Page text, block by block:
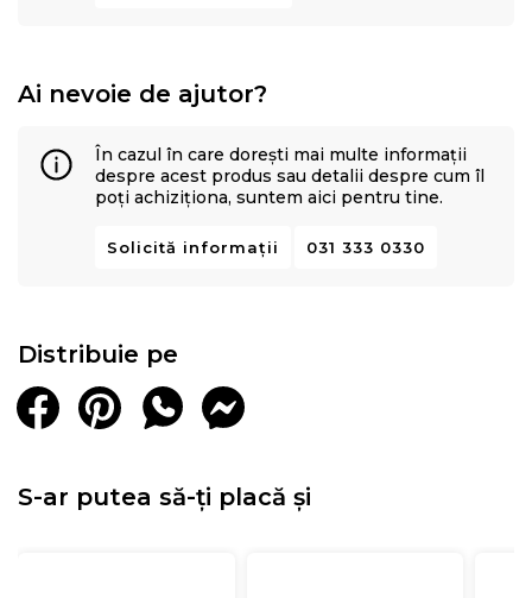
Ai nevoie de ajutor?
În cazul în care dorești mai multe informații
despre acest produs sau detalii despre cum îl
poți achiziționa, suntem aici pentru tine.
Solicită informații 031 333 0330
Distribuie pe
S-ar putea să-ți placă și